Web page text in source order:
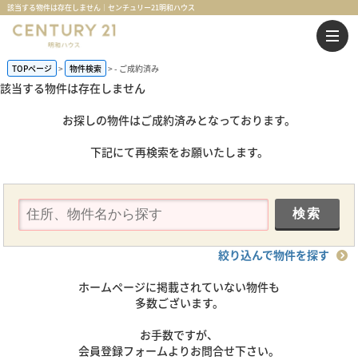
該当する物件は存在しません｜センチュリー21明和ハウス
TOPページ 物件検索 - ご成約済み
該当する物件は存在しません
お探しの物件はご成約済みとなっております。
下記にて再検索をお願いたします。
絞り込んで物件を探す
ホームページに掲載されていない物件も
多数ございます。
お手数ですが、
会員登録フォームよりお問合せ下さい。